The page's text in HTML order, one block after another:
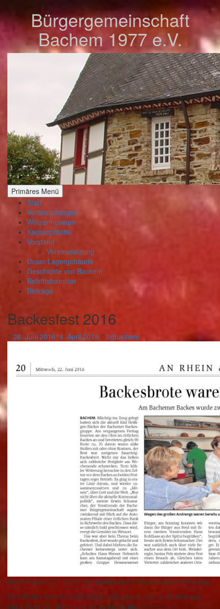
Inhalt
springen Bürgergemeinschaft
Bachem 1977 e.V.
Primäres Menü
Start
Veranstaltungen
Winzermuseum
Karlskopfhütte
Vorstand
Vereinssatzung
Unser Lagergebäude
Geschichte von Bachem
Beitrittsformular
Beiträge
Backesfest 2016
26. Juni 201614. April 2019 bgbachem
Auch dieses Jahr haben wir wieder unser Backesfest veranstaltet.
Das Wetter war mit allem dabei, kalt, warm oder auch mal was
nass. Aber der Stimmung tat es nichts an.